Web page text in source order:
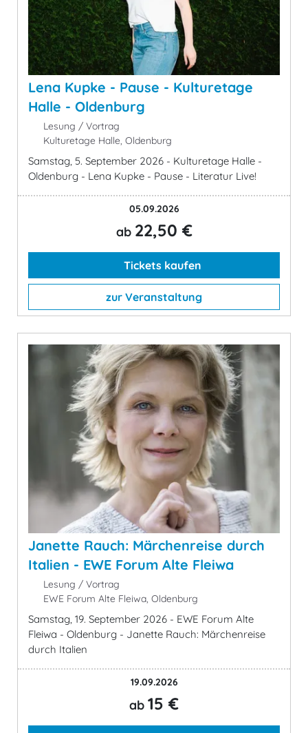
Lena Kupke - Pause - Kulturetage
Halle - Oldenburg
Lesung / Vortrag
Kulturetage Halle, Oldenburg
Samstag, 5. September 2026 - Kulturetage Halle -
Oldenburg - Lena Kupke - Pause - Literatur Live!
05.09.2026
ab 22,50 €
Tickets kaufen
zur Veranstaltung
Janette Rauch: Märchenreise durch
Italien - EWE Forum Alte Fleiwa
Lesung / Vortrag
EWE Forum Alte Fleiwa, Oldenburg
Samstag, 19. September 2026 - EWE Forum Alte
Fleiwa - Oldenburg - Janette Rauch: Märchenreise
durch Italien
19.09.2026
ab 15 €